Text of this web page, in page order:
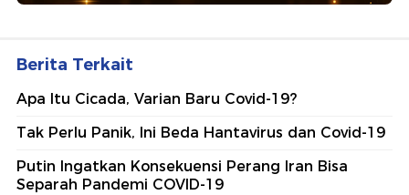
Berita Terkait
Apa Itu Cicada, Varian Baru Covid-19?
Tak Perlu Panik, Ini Beda Hantavirus dan Covid-19
Putin Ingatkan Konsekuensi Perang Iran Bisa
Separah Pandemi COVID-19